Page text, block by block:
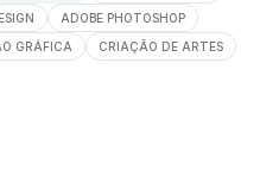
ADOBE PHOTOSHOP
GRÁFICA
CRIAÇÃO DE ARTES